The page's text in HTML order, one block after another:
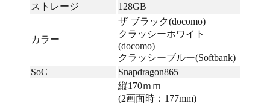
ストレージ
128GB
カラー
ザ ブラック(docomo)
クラッシーホワイト
(docomo)
クラッシーブルー(Softbank)
SoC
Snapdragon865
縦170ｍｍ
(2画面時：177mm)